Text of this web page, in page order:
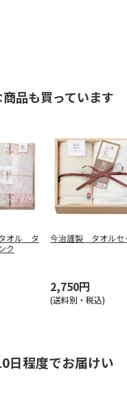
品も買っています
オル タ
ク
今治謹製 タオルセ
2,750円
(送料別・税込)
日程度でお届けい